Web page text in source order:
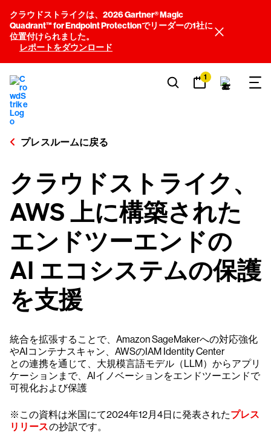
クラウドストライクは、2026 Gartner® Magic
Quadrant™ for Endpoint Protectionでリーダーの1社に
位置付けられました。
レポートをダウンロード
1
プレスルームに戻る
クラウドストライク、
AWS 上に構築された
エンドツーエンドの
AI エコシステムの保護
を支援
統合を拡張することで、Amazon SageMakerへの対応強化
やAIコンテナスキャン、AWSのIAM Identity Center
との連携を通じて、大規模言語モデル（LLM）からアプリ
ケーションまで、AIイノベーションをエンドツーエンドで
可視化および保護
※この資料は米国にて2024年12月4日に発表されたプレス
リリースの抄訳です。